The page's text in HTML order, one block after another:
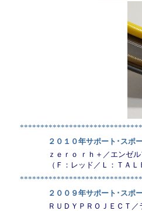
２０１０年サポート･スポ
ｚｅｒｏ ｒｈ＋／エンゼ
（Ｆ：レッド／Ｌ：ＴＡ
２００９年サポート･スポ
ＲＵＤＹＰＲＯＪＥＣＴ